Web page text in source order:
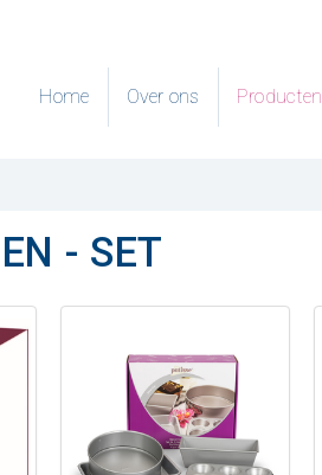
Home Over ons Producten
- SET